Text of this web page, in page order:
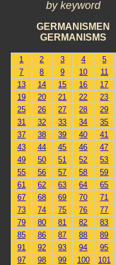
by keyword
GERMANISMEN
GERMANISMS
1 2 3 4 5
7
8 9 10 11
13
14 15 16 17
19
20 21 22 23
25
26 27 28 29
31
32 33 34 35
37
38 39 40 41
43
44 45 46 47
49
50 51 52 53
55
56 57 58 59
61
62 63 64 65
67
68 69 70 71
73
74 75 76 77
79
80 81 82 83
85
86 87 88 89
91
92 93 94 95
97
98 99 100 101